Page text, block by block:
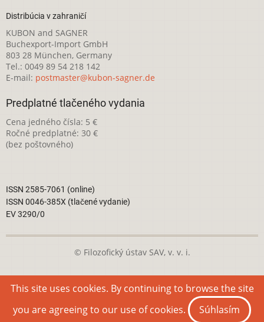
Distribúcia v zahraničí
KUBON and SAGNER
Buchexport-Import GmbH
803 28 München, Germany
Tel.: 0049 89 54 218 142
E-mail: postmaster@kubon-sagner.de
Predplatné tlačeného vydania
Cena jedného čísla: 5 €
Ročné predplatné: 30 €
(bez poštovného)
ISSN 2585-7061 (online)
ISSN 0046-385X (tlačené vydanie)
EV 3290/0
© Filozofický ústav SAV, v. v. i.
Táto webová stránka je licencovaná podCreative Commons
Attribution-NonCommercial 4.0 International License
This site uses cookies. By continuing to browse the site
you are agreeing to our use of cookies.
Súhlasím